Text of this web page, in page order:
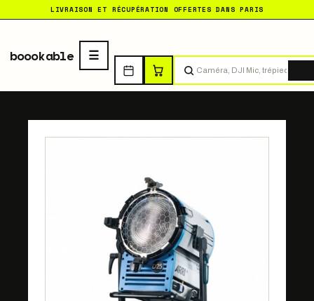
LIVRAISON ET RÉCUPÉRATION OFFERTES DANS PARIS
boookable